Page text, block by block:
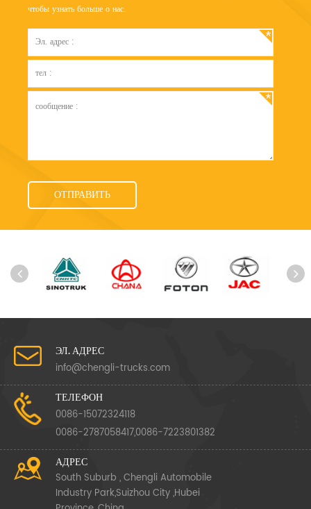
чтобы узнать больше о нас.
ЭЛ. АДРЕС
info@chengli-trucks.com
ТЕЛЕФОН
0086-15072324118
0086-2787058417,0086-7223801382
АДРЕС
South Suburb , Chengli Automobile
Industry Park,Suizhou City ,Hubei